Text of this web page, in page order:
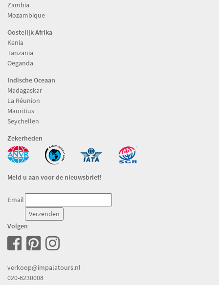
Zambia
Mozambique
Oostelijk Afrika
Kenia
Tanzania
Oeganda
Indische Oceaan
Madagaskar
La Réunion
Mauritius
Seychellen
Zekerheden
Meld u aan voor de nieuwsbrief!
Email
Volgen
verkoop@impalatours.nl
020-6230008